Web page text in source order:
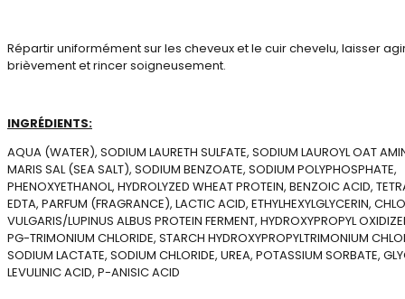
Répartir uniformément sur les cheveux et le cuir chevelu, laisser
brièvement et rincer soigneusement.
INGRÉDIENTS:
AQUA (WATER), SODIUM LAURETH SULFATE, SODIUM LAUROYL OAT
MARIS SAL (SEA SALT), SODIUM BENZOATE, SODIUM POLYPHOSPHATE,
PHENOXYETHANOL, HYDROLYZED WHEAT PROTEIN, BENZOIC ACID,
EDTA, PARFUM (FRAGRANCE), LACTIC ACID, ETHYLHEXYLGLYCERIN,
VULGARIS/LUPINUS ALBUS PROTEIN FERMENT, HYDROXYPROPYL
PG-TRIMONIUM CHLORIDE, STARCH HYDROXYPROPYLTRIMONIUM
SODIUM LACTATE, SODIUM CHLORIDE, UREA, POTASSIUM SORBATE,
LEVULINIC ACID, P-ANISIC ACID